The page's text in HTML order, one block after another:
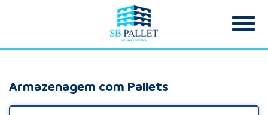
Armazenagem com Pallets